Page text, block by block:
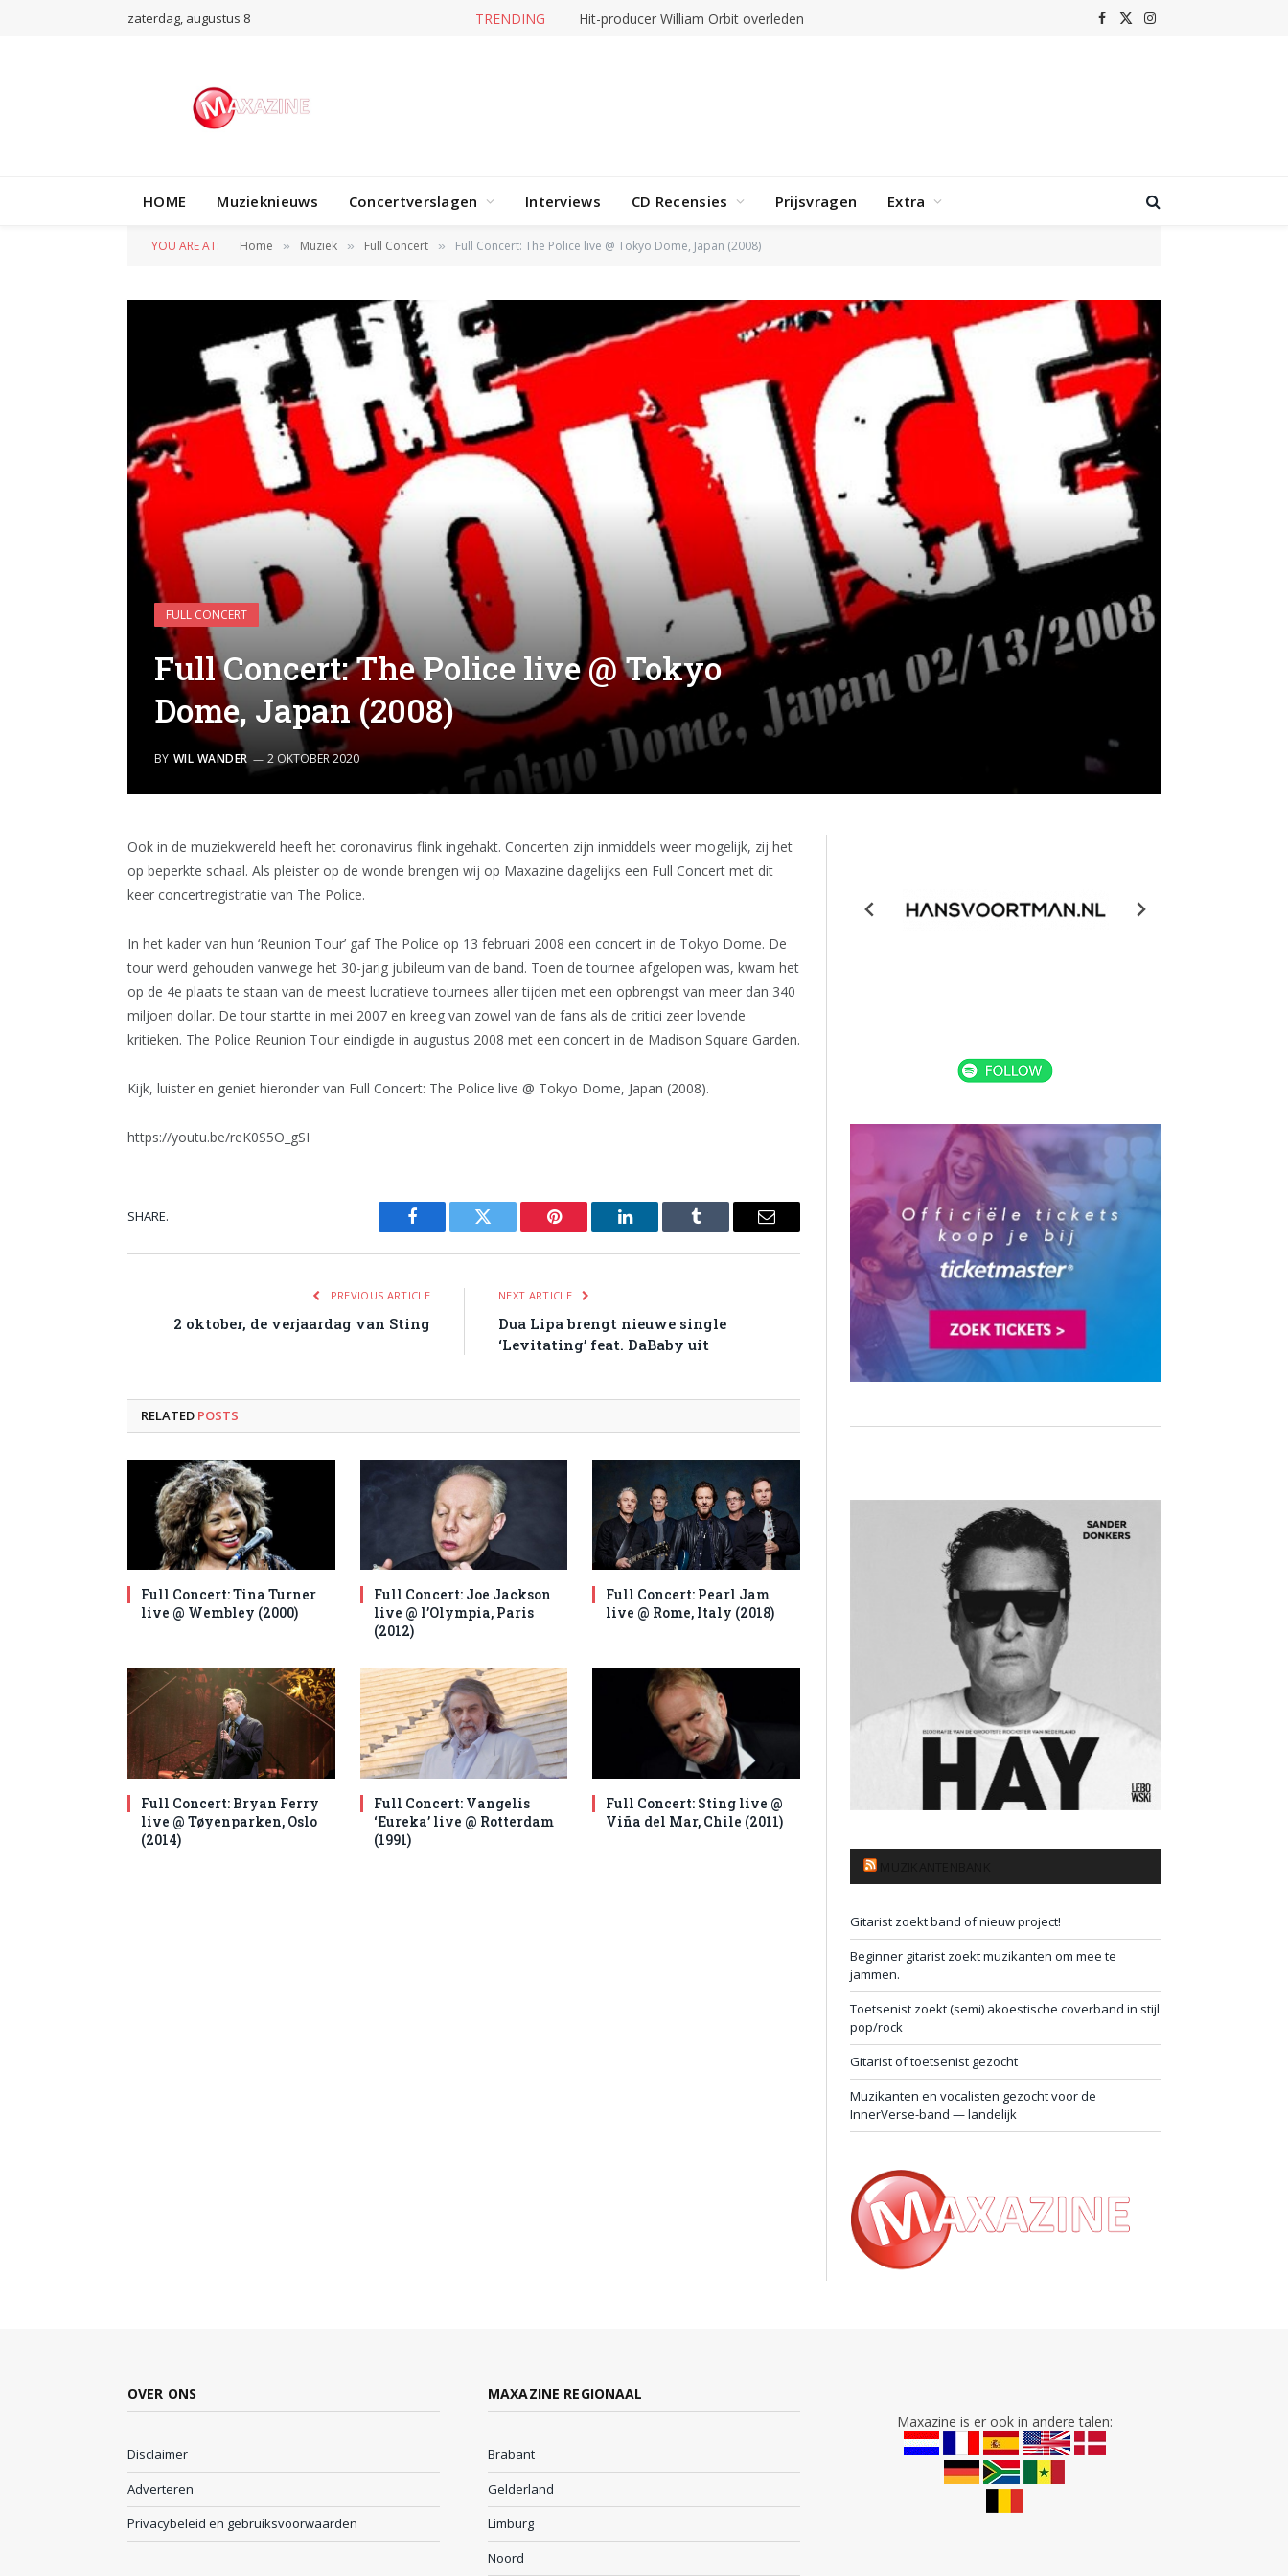
zaterdag, augustus 8 TRENDING Hit-producer William Orbit overleden Facebook
X
Instagram
HOME Muzieknieuws Concertverslagen Interviews CD Recensies Prijsvragen Extra
YOU ARE AT: Home » Muziek » Full Concert » Full Concert: The Police live @ Tokyo Dome, Japan (2008)
FULL CONCERT
Full Concert: The Police live @ Tokyo
Dome, Japan (2008)
BY WIL WANDER 2 OKTOBER 2020
Ook in de muziekwereld heeft het coronavirus flink ingehakt. Concerten zijn inmiddels weer mogelijk, zij het
op beperkte schaal. Als pleister op de wonde brengen wij op Maxazine dagelijks een Full Concert met dit
keer concertregistratie van The Police.
In het kader van hun ‘Reunion Tour’ gaf The Police op 13 februari 2008 een concert in de Tokyo Dome. De
tour werd gehouden vanwege het 30-jarig jubileum van de band. Toen de tournee afgelopen was, kwam het
op de 4e plaats te staan van de meest lucratieve tournees aller tijden met een opbrengst van meer dan 340
miljoen dollar. De tour startte in mei 2007 en kreeg van zowel van de fans als de critici zeer lovende
kritieken. The Police Reunion Tour eindigde in augustus 2008 met een concert in de Madison Square Garden.
Kijk, luister en geniet hieronder van Full Concert: The Police live @ Tokyo Dome, Japan (2008).
https://youtu.be/reK0S5O_gSI
SHARE.
Facebook Twitter Pinterest LinkedIn Tumblr Email
PREVIOUS ARTICLE
2 oktober, de verjaardag van Sting
NEXT ARTICLE
Dua Lipa brengt nieuwe single
‘Levitating’ feat. DaBaby uit
RELATED POSTS
Full Concert: Tina Turner
live @ Wembley (2000)
Full Concert: Joe Jackson
live @ l’Olympia, Paris
(2012)
Full Concert: Pearl Jam
live @ Rome, Italy (2018)
Full Concert: Bryan Ferry
live @ Tøyenparken, Oslo
(2014)
Full Concert: Vangelis
‘Eureka’ live @ Rotterdam
(1991)
Full Concert: Sting live @
Viña del Mar, Chile (2011)
Gitarist zoekt band of nieuw project!
Beginner gitarist zoekt muzikanten om mee te
jammen.
Toetsenist zoekt (semi) akoestische coverband in stijl
pop/rock
Gitarist of toetsenist gezocht
Muzikanten en vocalisten gezocht voor de
InnerVerse-band — landelijk
OVER ONS
Disclaimer
Adverteren
Privacybeleid en gebruiksvoorwaarden
MAXAZINE REGIONAAL
Brabant
Gelderland
Limburg
Noord
Maxazine is er ook in andere talen: